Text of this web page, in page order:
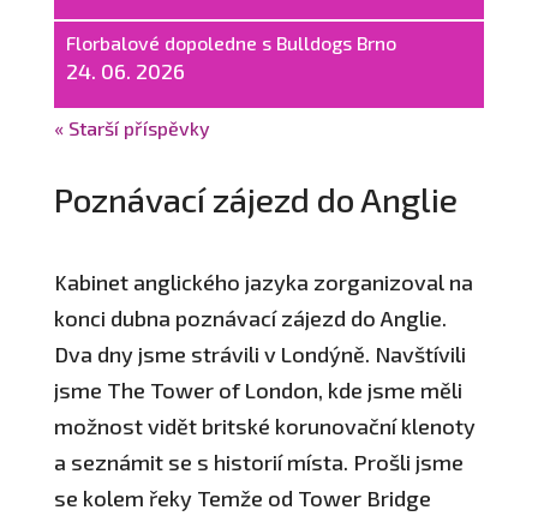
Florbalové dopoledne s Bulldogs Brno
24. 06. 2026
« Starší příspěvky
Poznávací zájezd do Anglie
Kabinet anglického jazyka zorganizoval na
konci dubna poznávací zájezd do Anglie.
Dva dny jsme strávili v Londýně. Navštívili
jsme The Tower of London, kde jsme měli
možnost vidět britské korunovační klenoty
a seznámit se s historií místa. Prošli jsme
se kolem řeky Temže od Tower Bridge